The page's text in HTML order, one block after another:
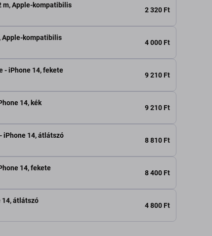
m, Apple-kompatibilis
2 320 Ft
Apple-kompatibilis
4 000 Ft
- iPhone 14, fekete
9 210 Ft
14, kék
9 210 Ft
iPhone 14, átlátszó
8 810 Ft
14, fekete
8 400 Ft
14, átlátszó
4 800 Ft